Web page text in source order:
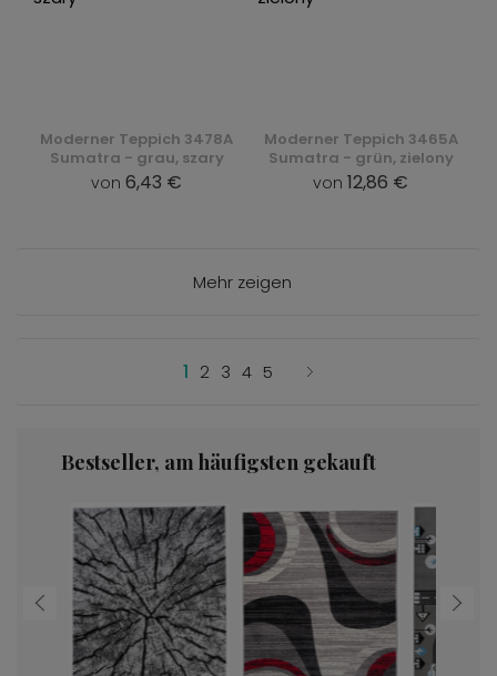
Moderner Teppich 3478A
Sumatra - grau, szary
von 6,43 €
Moderner Teppich 3465A
Sumatra - grün, zielony
von 12,86 €
Mehr zeigen
1 2 3 4 5
Bestseller, am häufigsten gekauft